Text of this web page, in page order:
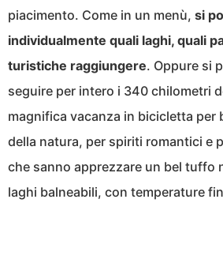
piacimento. Come in un menù, si
individualmente quali laghi, quali
turistiche raggiungere. Oppure si
seguire per intero i 340 chilometri
magnifica vacanza in bicicletta per
della natura, per spiriti romantici e
che sanno apprezzare un bel tuffo
laghi balneabili, con temperature